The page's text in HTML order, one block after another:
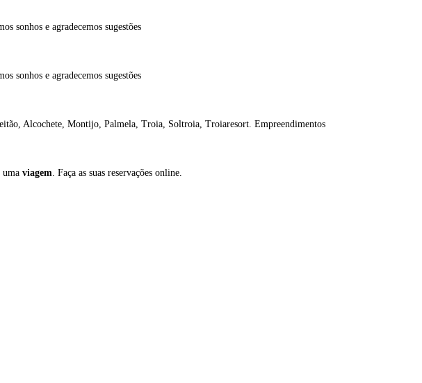
sonhos e agradecemos sugestões
sonhos e agradecemos sugestões
Alcochete, Montijo, Palmela, Troia, Soltroia, Troiaresort. Empreendimentos
uma viagem . Faça as suas reservações online.